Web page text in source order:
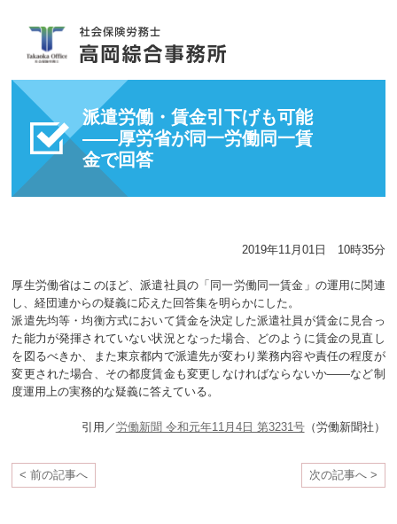
派遣労働・賃金引下げも可能
――厚労省が同一労働同一賃
金で回答
2019年11月01日 10時35分
厚生労働省はこのほど、派遣社員の「同一労働同一賃金」の運用に関連
し、経団連からの疑義に応えた回答集を明らかにした。
派遣先均等・均衡方式において賃金を決定した派遣社員が賃金に見合っ
た能力が発揮されていない状況となった場合、どのように賃金の見直し
を図るべきか、また東京都内で派遣先が変わり業務内容や責任の程度が
変更された場合、その都度賃金も変更しなければならないか――など制
度運用上の実務的な疑義に答えている。
引用／労働新聞 令和元年11月4日 第3231号（労働新聞社）
< 前の記事へ 次の記事へ >